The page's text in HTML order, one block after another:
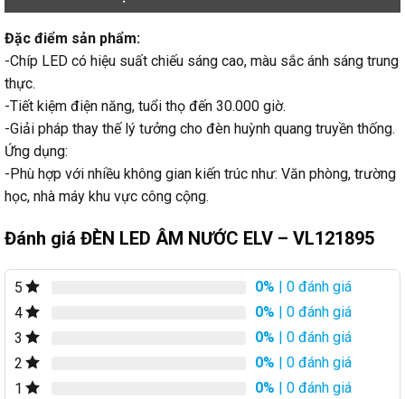
Đặc điểm sản phẩm:
-Chíp LED có hiệu suất chiếu sáng cao, màu sắc ánh sáng trung
thực.
-Tiết kiệm điện năng, tuổi thọ đến 30.000 giờ.
-Giải pháp thay thế lý tưởng cho đèn huỳnh quang truyền thống.
Ứng dụng:
-Phù hợp với nhiều không gian kiến trúc như: Văn phòng, trường
học, nhà máy khu vực công cộng.
Đánh giá ĐÈN LED ÂM NƯỚC ELV – VL121895
5 0% | 0 đánh giá
4
0% | 0 đánh giá
3
0% | 0 đánh giá
2
0% | 0 đánh giá
1
0% | 0 đánh giá